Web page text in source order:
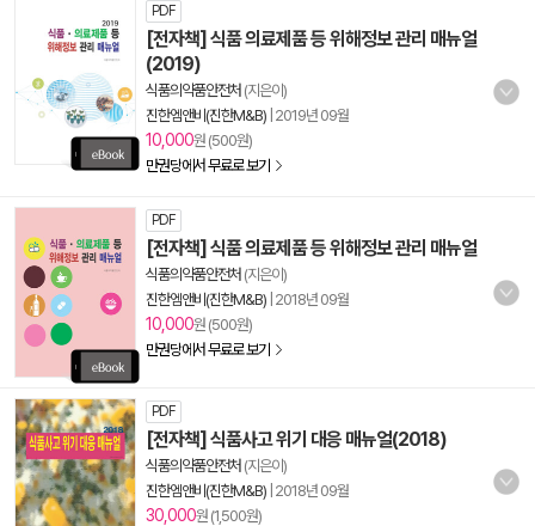
PDF
[전자책] 식품 의료제품 등 위해정보 관리 매뉴얼
(2019)
식품의약품안전처 (지은이)
진한엠앤비(진한M&B) 2019년 09월
10,000원 (500원)
만권당에서 무료로 보기
PDF
[전자책] 식품 의료제품 등 위해정보 관리 매뉴얼
식품의약품안전처 (지은이)
진한엠앤비(진한M&B) 2018년 09월
10,000원 (500원)
만권당에서 무료로 보기
PDF
[전자책] 식품사고 위기 대응 매뉴얼(2018)
식품의약품안전처 (지은이)
진한엠앤비(진한M&B) 2018년 09월
30,000원 (1,500원)